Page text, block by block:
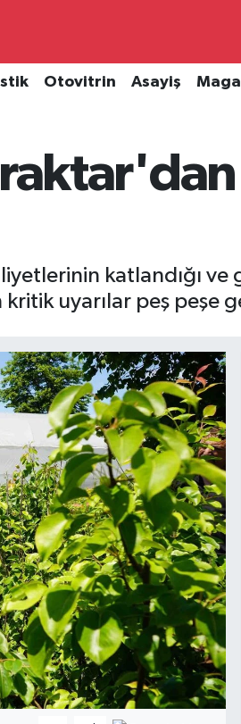
Otovitrin Asayiş
katlandığı
kritik uyarılar peş peşe